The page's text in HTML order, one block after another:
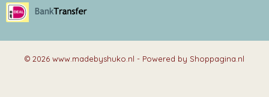
© 2026 www.madebyshuko.nl - Powered by Shoppagina.nl